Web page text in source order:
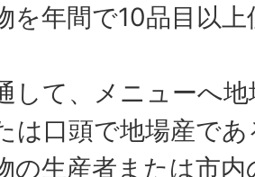
を年間で10品目以
して、メニューへ
は口頭で地場産で
の生産者または市